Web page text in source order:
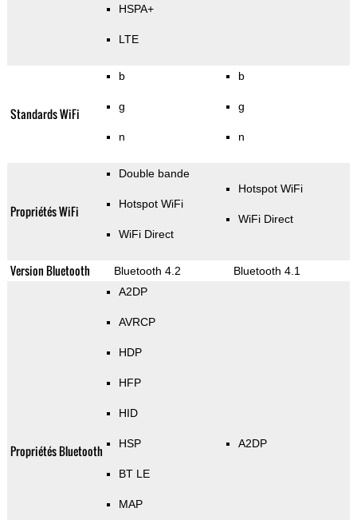
HSPA+
LTE
Standards WiFi
b
g
n
b
g
n
Propriétés WiFi
Double bande
Hotspot WiFi
WiFi Direct
Hotspot WiFi
WiFi Direct
Version Bluetooth Bluetooth 4.2 Bluetooth 4.1
Propriétés Bluetooth
A2DP
AVRCP
HDP
HFP
HID
HSP
BT LE
MAP
A2DP